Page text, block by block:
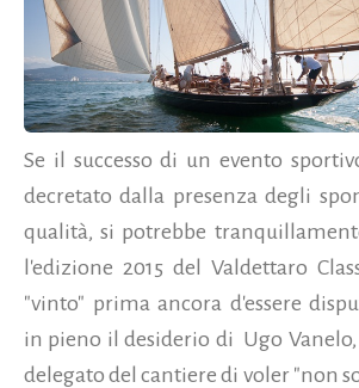
Se il successo di un evento
decretato dalla presenza degli
qualità, si potrebbe
l'edizione 2015 del Valdettaro
"vinto" prima ancora d'essere
in pieno il desiderio di Ugo
delegato del cantiere di voler "non